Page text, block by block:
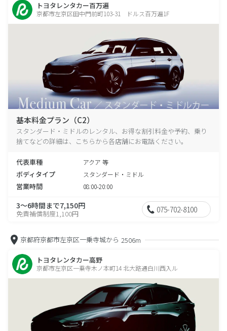
トヨタレンタカー百万遍
京都市左京区田中門前町103-31 ドルス百万遍1F
基本料金プラン（C2）
スタンダード・ミドルのレンタル、お得な割引料金や予約、乗り
捨てなどの詳細は、こちらから各店舗にお電話ください。
代表車種 アクア 等
ボディタイプ スタンダード・ミドル
営業時間 08:00-20:00
3～6時間まで7,150円
免責補償制度1,100円 075-702-8100
京都府京都市左京区一乗寺城から 2506m
トヨタレンタカー高野
京都市左京区一乗寺木ノ本町14 北大路通白川西入ル